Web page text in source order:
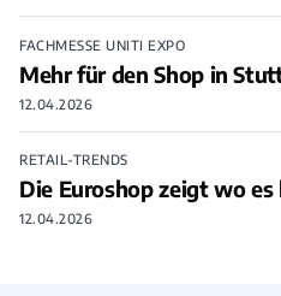
FACHMESSE UNITI EXPO
Mehr für den Shop in
12.04.2026
RETAIL-TRENDS
Die Euroshop zeigt wo
12.04.2026